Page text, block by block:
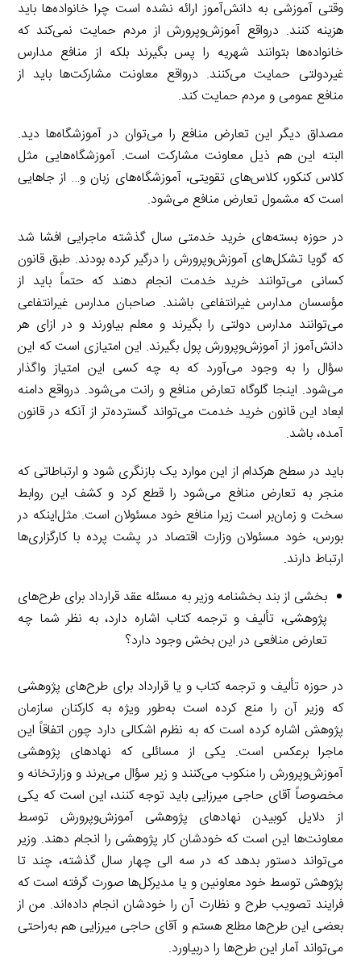
وقتی آموزشی به دانش‌آموز ارائه نشده است چرا خانواده‌ها باید
هزینه کنند. درواقع آموزش‌وپرورش از مردم حمایت نمی‌کند که
خانواده‌ها بتوانند شهریه را پس بگیرند بلکه از منافع مدارس
غیردولتی حمایت می‌کنند. درواقع معاونت مشارکت‌ها باید از
منافع عمومی و مردم حمایت کند.
مصداق دیگر این تعارض منافع را می‌توان در آموزشگاه‌ها دید.
البته این هم ذیل معاونت مشارکت است. آموزشگاه‌هایی مثل
کلاس کنکور، کلاس‌های تقویتی، آموزشگاه‌های زبان و… از جاهایی
است که مشمول تعارض منافع می‌شود.
در حوزه بسته‌های خرید خدمتی سال گذشته ماجرایی افشا شد
که گویا تشکل‌های آموزش‌وپرورش را درگیر کرده بودند. طبق قانون
کسانی می‌توانند خرید خدمت انجام دهند که حتماً باید از
مؤسسان مدارس غیرانتفاعی باشند. صاحبان مدارس غیرانتفاعی
می‌توانند مدارس دولتی را بگیرند و معلم بیاورند و در ازای هر
دانش‌آموز از آموزش‌وپرورش پول بگیرند. این امتیازی است که این
سؤال را به وجود می‌آورد که به چه کسی این امتیاز واگذار
می‌شود. اینجا گلوگاه تعارض منافع و رانت می‌شود. درواقع دامنه
ابعاد این قانون خرید خدمت می‌تواند گسترده‌تر از آنکه در قانون
آمده، باشد.
باید در سطح هرکدام از این موارد یک بازنگری شود و ارتباطاتی که
منجر به تعارض منافع می‌شود را قطع کرد و کشف این روابط
سخت و زمان‌بر است زیرا منافع خود مسئولان است. مثل‌اینکه در
بورس، خود مسئولان وزارت اقتصاد در پشت پرده با کارگزاری‌ها
ارتباط دارند.
بخشی از بند بخشنامه وزیر به مسئله عقد قرارداد برای طرح‌های
پژوهشی، تألیف و ترجمه کتاب اشاره دارد، به نظر شما چه
تعارض منافعی در این بخش وجود دارد؟
در حوزه تألیف و ترجمه کتاب و یا قرارداد برای طرح‌های پژوهشی
که وزیر آن را منع کرده است به‌طور ویژه به کارکنان سازمان
پژوهش اشاره کرده است که به نظرم اشکالی دارد چون اتفاقاً این
ماجرا برعکس است. یکی از مسائلی که نهادهای پژوهشی
آموزش‌وپرورش را منکوب می‌کنند و زیر سؤال می‌برند و وزارتخانه و
مخصوصاً آقای حاجی میرزایی باید توجه کنند، این است که یکی
از دلایل کوبیدن نهادهای پژوهشی آموزش‌وپرورش توسط
معاونت‌ها این است که خودشان کار پژوهشی را انجام دهند. وزیر
می‌تواند دستور بدهد که در سه الی چهار سال گذشته، چند تا
پژوهش توسط خود معاونین و یا مدیرکل‌ها صورت گرفته است که
فرایند تصویب طرح و نظارت آن را خودشان انجام داده‌اند. من از
بعضی این طرح‌ها مطلع هستم و آقای حاجی میرزایی هم به‌راحتی
می‌تواند آمار این طرح‌ها را دربیاورد.